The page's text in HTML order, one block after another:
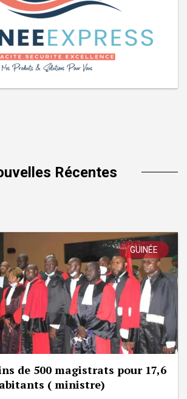
Récentes
GUINÉE
de 500 magistrats pour 17,6
( ministre)